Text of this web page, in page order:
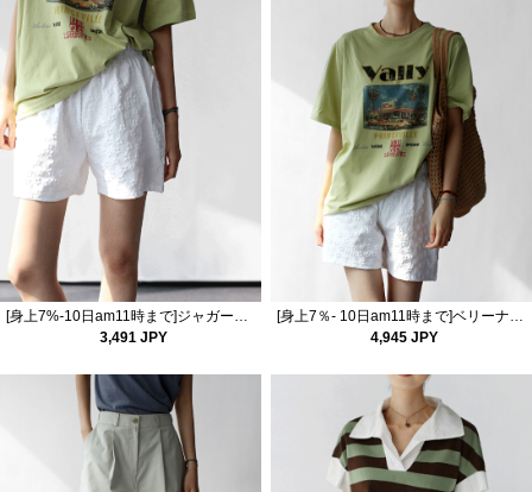
[身上7%-10日am11時まで]ジャガードハーフパンツ
3,491 JPY
[身上7％- 10日am11時まで]ベリーナ塩ロングティー
4,945 JPY